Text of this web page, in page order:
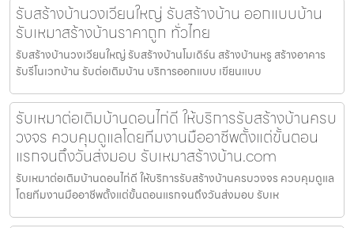
รับสร้างบ้านวงเวียนใหญ่ รับสร้างบ้าน ออกแบบบ้าน
รับเหมาสร้างบ้านราคาถูก ทั่วไทย
รับสร้างบ้านวงเวียนใหญ่ รับสร้างบ้านโมเดิร์น สร้างบ้านหรู สร้างอาคาร
รับรีโนเวทบ้าน รับต่อเติมบ้าน บริการออกแบบ เขียนแบบ
รับเหมาต่อเติมบ้านดอนไก่ดี ให้บริการรับสร้างบ้านครบ
วงจร ควบคุมดูแลโดยทีมงานมืออาชีพตั้งแต่ขั้นตอน
แรกจนถึงวันส่งมอบ รับเหมาสร้างบ้าน.com
รับเหมาต่อเติมบ้านดอนไก่ดี ให้บริการรับสร้างบ้านครบวงจร ควบคุมดูแล
โดยทีมงานมืออาชีพตั้งแต่ขั้นตอนแรกจนถึงวันส่งมอบ รับเห